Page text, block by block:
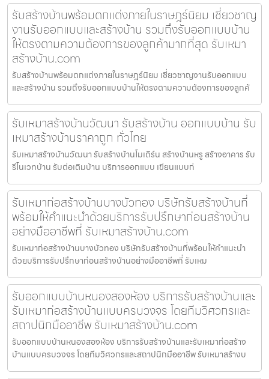
รับสร้างบ้านพร้อมตกแต่งภายในราษฎร์นิยม เชี่ยวชาญ
งานรับออกแบบและสร้างบ้าน รวมถึงรับออกแบบบ้าน
ให้ตรงตามความต้องการของลูกค้ามากที่สุด รับเหมา
สร้างบ้าน.com
รับสร้างบ้านพร้อมตกแต่งภายในราษฎร์นิยม เชี่ยวชาญงานรับออกแบบ
และสร้างบ้าน รวมถึงรับออกแบบบ้านให้ตรงตามความต้องการของลูกค้
รับเหมาสร้างบ้านวัฒนา รับสร้างบ้าน ออกแบบบ้าน รับ
เหมาสร้างบ้านราคาถูก ทั่วไทย
รับเหมาสร้างบ้านวัฒนา รับสร้างบ้านโมเดิร์น สร้างบ้านหรู สร้างอาคาร รับ
รีโนเวทบ้าน รับต่อเติมบ้าน บริการออกแบบ เขียนแบบก่
รับเหมาก่อสร้างบ้านบางบัวทอง บริษัทรับสร้างบ้านที่
พร้อมให้คำแนะนำด้วยบริการรับปรึกษาก่อนสร้างบ้าน
อย่างมืออาชีพที่ รับเหมาสร้างบ้าน.com
รับเหมาก่อสร้างบ้านบางบัวทอง บริษัทรับสร้างบ้านที่พร้อมให้คำแนะนำ
ด้วยบริการรับปรึกษาก่อนสร้างบ้านอย่างมืออาชีพที่ รับเหม
รับออกแบบบ้านหนองสองห้อง บริการรับสร้างบ้านและ
รับเหมาก่อสร้างบ้านแบบครบวงจร โดยทีมวิศวกรและ
สถาปนิกมืออาชีพ รับเหมาสร้างบ้าน.com
รับออกแบบบ้านหนองสองห้อง บริการรับสร้างบ้านและรับเหมาก่อสร้าง
บ้านแบบครบวงจร โดยทีมวิศวกรและสถาปนิกมืออาชีพ รับเหมาสร้างบ